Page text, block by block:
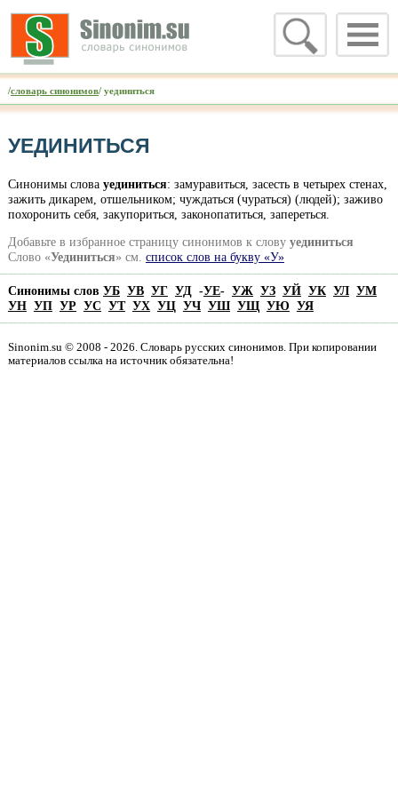
/словарь синонимов/ уединиться
УЕДИНИТЬСЯ
Синонимы слова уединиться: замуравиться, засесть в четырех стенах,
зажить дикарем, отшельником; чуждаться (чураться) (людей); заживо
похоронить себя, закупориться, законопатиться, запереться.
Добавьте в избранное страницу синонимов к слову уединиться
Слово «Уединиться» см. список слов на букву «У»
Синонимы слов УБ УВ УГ УД-УЕ- УЖ УЗ УЙ УК УЛ УМ
УН УП УР УС УТ УХ УЦ УЧ УШ УЩ УЮ УЯ
Sinonim.su © 2008 - 2026. Словарь русских синонимов. При копировании
материалов ссылка на источник обязательна!